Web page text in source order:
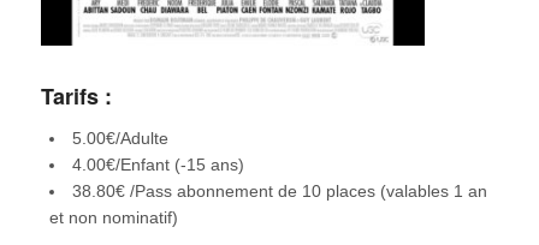
Tarifs :
5.00€/Adulte
4.00€/Enfant (-15 ans)
38.80€ /Pass abonnement de 10 places (valables 1 an
et non nominatif)